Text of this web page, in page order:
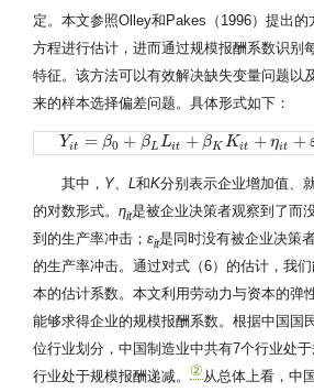
定。本文参照Olley和Pakes（1996）提出
方程进行估计，进而通过规模报酬系数识别
特征。该方法可以有效解决缺失变量问题以
来的样本选择偏差问题。具体形式如下：
Yit = β0 + βL Lit + βK Kit + ηit +
Yit= β0 +βLLit +βKKit +η it+εit
其中， Y、L和K分别表示企业增加值、
的对数形式。ηit是被企业决策者观察到了而
到的生产率冲击；εit是同时没有被企业决策
的生产率冲击。通过对式（6）的估计，我
本的估计系数。本文利用劳动力与资本的弹
能够求得企业的规模报酬系数。根据中国国
位行业划分，中国制造业中共有7个行业处
行业处于规模报酬递减。②从总体上看，中